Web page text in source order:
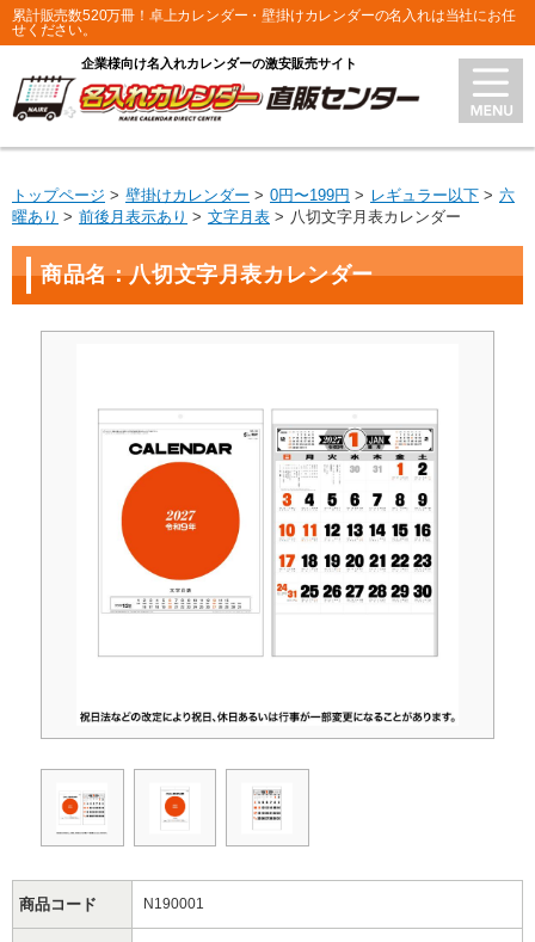
累計販売数520万冊！卓上カレンダー・壁掛けカレンダーの名入れは当社にお任
せください。
企業様向け名入れカレンダーの激安販売サイト
トップページ 壁掛けカレンダー 0円〜199円 レギュラー以下
六
曜あり
前後月表示あり 文字月表 八切文字月表カレンダー
商品名：八切文字月表カレンダー
商品コード N190001